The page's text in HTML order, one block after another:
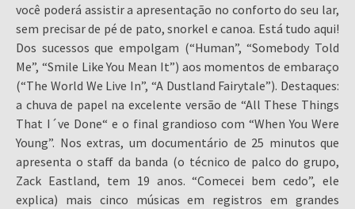
você poderá assistir a apresentação no conforto do seu lar,
sem precisar de pé de pato, snorkel e canoa. Está tudo aqui!
Dos sucessos que empolgam (“Human”, “Somebody Told
Me”, “Smile Like You Mean It”) aos momentos de embaraço
(“The World We Live In”, “A Dustland Fairytale”). Destaques:
a chuva de papel na excelente versão de “All These Things
That I´ve Done“ e o final grandioso com “When You Were
Young”. Nos extras, um documentário de 25 minutos que
apresenta o staff da banda (o técnico de palco do grupo,
Zack Eastland, tem 19 anos. “Comecei bem cedo”, ele
explica) mais cinco músicas em registros em grandes